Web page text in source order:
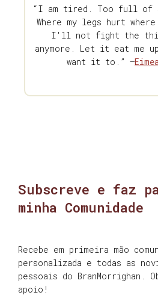
“I am tired. Too full of
Where my legs hurt
I'll not fight the
anymore. Let it eat me
want it to.” —
Subscreve e faz
minha Comunidade
Recebe em primeira mão
personalizada e todas as
pessoais do BranMorrighan.
apoio!